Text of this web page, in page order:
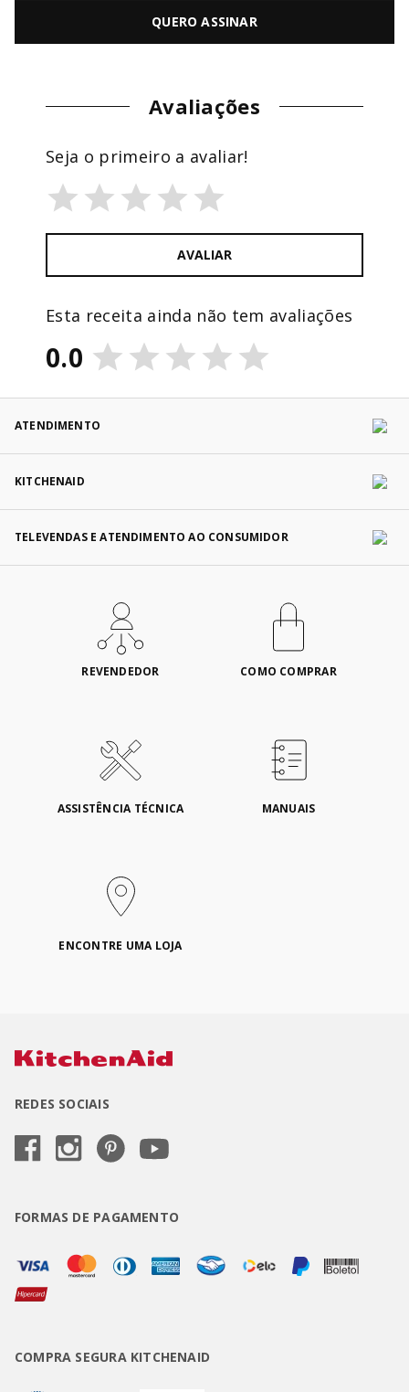
QUERO ASSINAR
Avaliações
Esta receita ainda não tem avaliações
0.0
Seja o primeiro a avaliar!
AVALIAR
ATENDIMENTO
KITCHENAID
TELEVENDAS E ATENDIMENTO AO CONSUMIDOR
REVENDEDOR COMO COMPRAR
ASSISTÊNCIA TÉCNICA MANUAIS
ENCONTRE UMA LOJA
REDES SOCIAIS
FORMAS DE PAGAMENTO
COMPRA SEGURA KITCHENAID